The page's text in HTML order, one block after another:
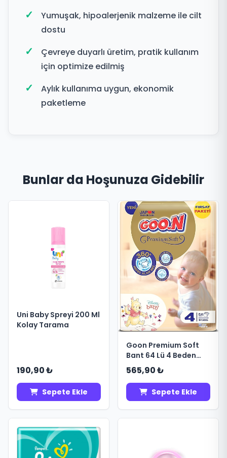
Yumuşak, hipoalerjenik malzeme ile cilt
dostu
Çevreye duyarlı üretim, pratik kullanım
için optimize edilmiş
Aylık kullanıma uygun, ekonomik
paketleme
Bunlar da Hoşunuza Gidebilir
Uni Baby Spreyi 200 Ml
Kolay Tarama
190,90 ₺
Sepete Ekle
Goon Premium Soft
Bant 64 Lü 4 Beden
Aylık Fırsat Paketi
565,90 ₺
Sepete Ekle